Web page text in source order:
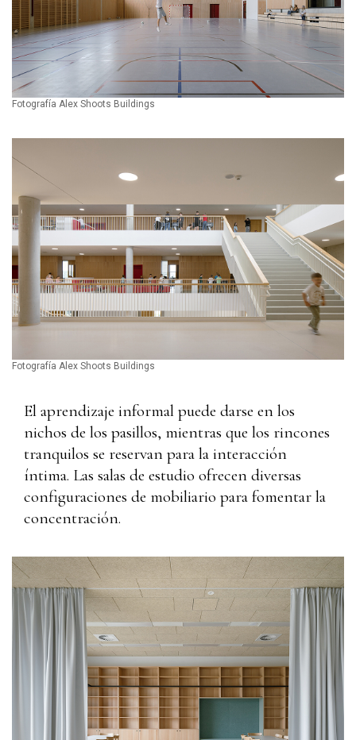
Fotografía Alex Shoots Buildings
Fotografía Alex Shoots Buildings
El aprendizaje informal puede darse en los
nichos de los pasillos, mientras que los rincones
tranquilos se reservan para la interacción
íntima. Las salas de estudio ofrecen diversas
configuraciones de mobiliario para fomentar la
concentración.